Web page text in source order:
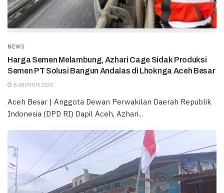
NEWS
Harga Semen Melambung, Azhari Cage Sidak Produksi
Semen PT Solusi Bangun Andalas di Lhoknga Aceh Besar
8 AGUSTUS 2026
Aceh Besar | Anggota Dewan Perwakilan Daerah Republik
Indonesia (DPD RI) Dapil Aceh, Azhari...